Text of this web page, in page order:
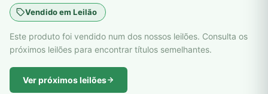
Vendido em Leilão
Este produto foi vendido num dos nossos leilões. Consulta os
próximos leilões para encontrar títulos semelhantes.
Ver próximos leilões